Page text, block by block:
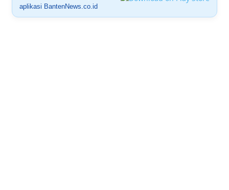
aplikasi BantenNews.co.id